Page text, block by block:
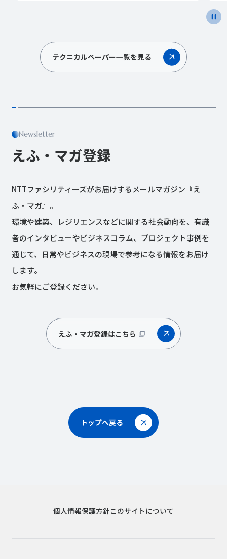
テクニカルペーパー一覧を見る
Newsletter
えふ・マガ登録
NTTファシリティーズがお届けするメールマガジン『え
ふ・マガ』。
環境や建築、レジリエンスなどに関する社会動向を、有識
者のインタビューやビジネスコラム、プロジェクト事例を
通じて、日常やビジネスの現場で参考になる情報をお届け
します。
お気軽にご登録ください。
えふ・マガ登録はこちら
トップへ戻る
個人情報保護方針このサイトについて